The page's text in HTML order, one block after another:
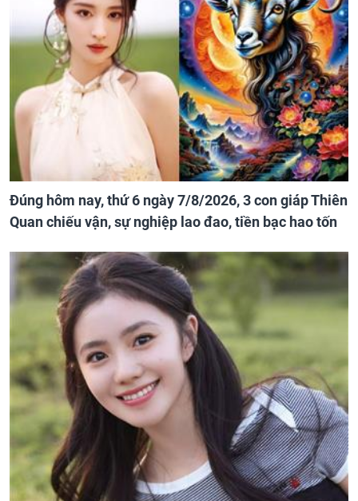
Đúng hôm nay, thứ 6 ngày 7/8/2026, 3 con giáp Thiên
Quan chiếu vận, sự nghiệp lao đao, tiền bạc hao tốn